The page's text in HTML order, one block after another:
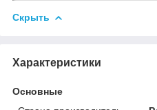
Скрыть
Характеристики
Основные